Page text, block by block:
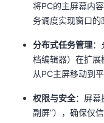
堂
的
我
我
技
的
将PC的主屏幕内
务调度实现窗口的
​分布式任务管理​：
档编辑器）在扩展
从PC主屏移动到
​权限与安全​：屏幕
副屏”），确保仅